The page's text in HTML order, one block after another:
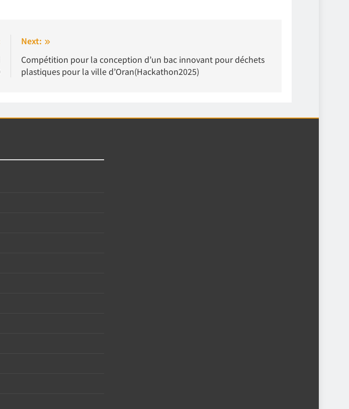
Next:
Compétition pour la conception d’un bac innovant pour déchets
plastiques pour la ville d’Oran(Hackathon2025)